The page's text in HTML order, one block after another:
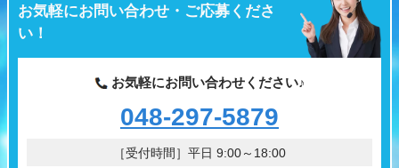
お気軽にお問い合わせ・ご応募くださ
い！
お気軽にお問い合わせください♪
048-297-5879
［受付時間］平日 9:00～18:00